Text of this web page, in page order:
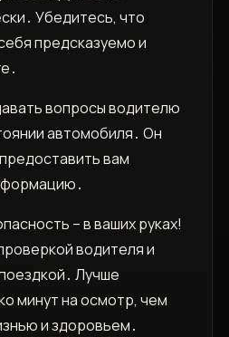
Убедитесь, что
предсказуемо и
вопросы водителю
автомобиля․ Он
вам
– в ваших руках!
водителя и
Лучше
минут на осмотр, чем
и здоровьем․